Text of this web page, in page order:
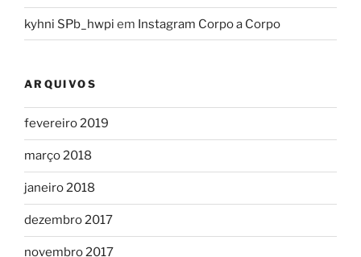
kyhni SPb_hwpi em Instagram Corpo a Corpo
ARQUIVOS
fevereiro 2019
março 2018
janeiro 2018
dezembro 2017
novembro 2017